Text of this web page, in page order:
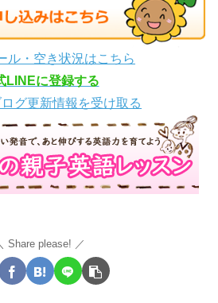
ル・空き状況はこちら
LINEに登録する
グ更新情報を受け取る
Share please!